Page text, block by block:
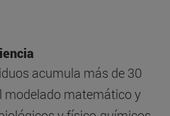
acumula más de 30
modelado matemático y